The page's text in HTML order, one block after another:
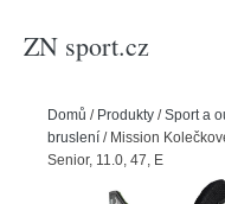
ZN sport.cz
Domů / Produkty /Sport a
bruslení / Mission
Senior, 11.0, 47, E